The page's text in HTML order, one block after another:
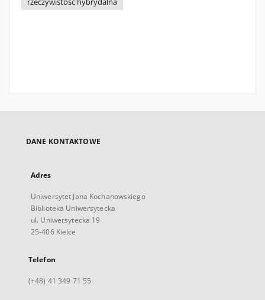
rzeczywistość hybrydalna
DANE KONTAKTOWE
Adres
Uniwersytet Jana Kochanowskiego
Biblioteka Uniwersytecka
ul. Uniwersytecka 19
25-406 Kielce
Telefon
(+48) 41 349 71 55